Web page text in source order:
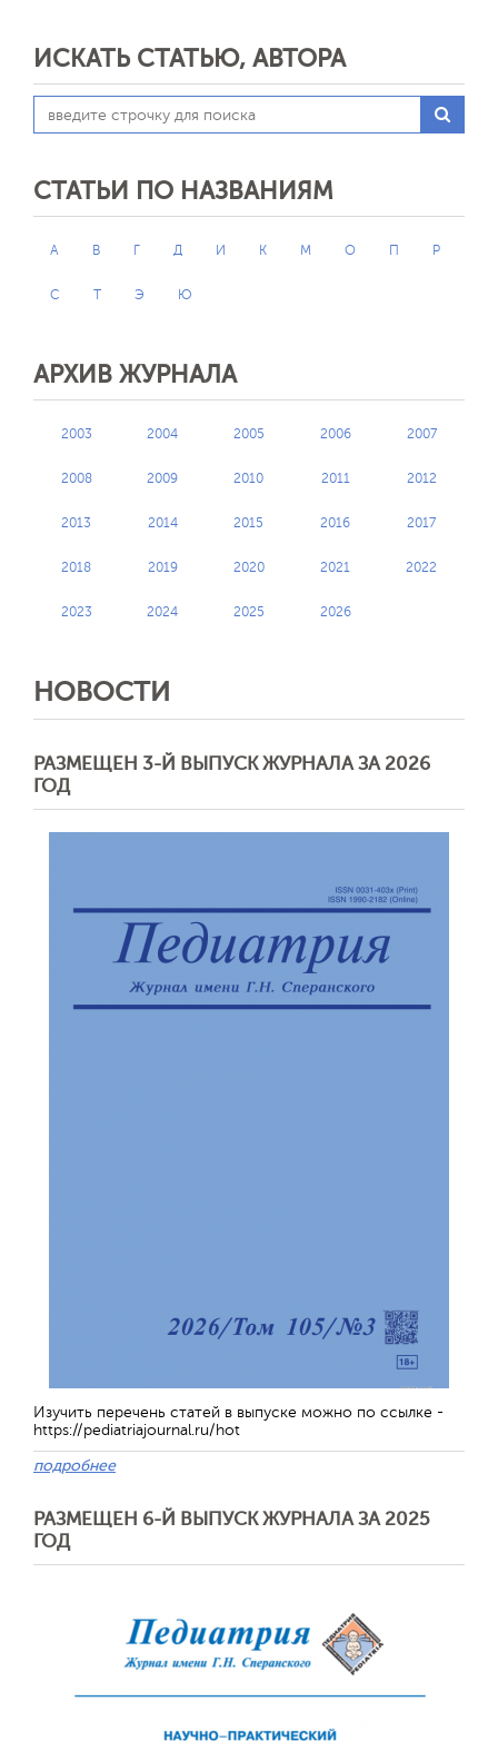
ИСКАТЬ СТАТЬЮ, АВТОРА
СТАТЬИ ПО НАЗВАНИЯМ
А В Г Д И К М О П Р
С Т Э Ю
АРХИВ ЖУРНАЛА
2003 2004 2005 2006 2007
2008 2009 2010 2011 2012
2013 2014 2015 2016 2017
2018 2019 2020 2021 2022
2023 2024 2025 2026
НОВОСТИ
РАЗМЕЩЕН 3-Й ВЫПУСК ЖУРНАЛА ЗА 2026
ГОД
Изучить перечень статей в выпуске можно по ссылке -
https://pediatriajournal.ru/hot
подробнее
РАЗМЕЩЕН 6-Й ВЫПУСК ЖУРНАЛА ЗА 2025
ГОД